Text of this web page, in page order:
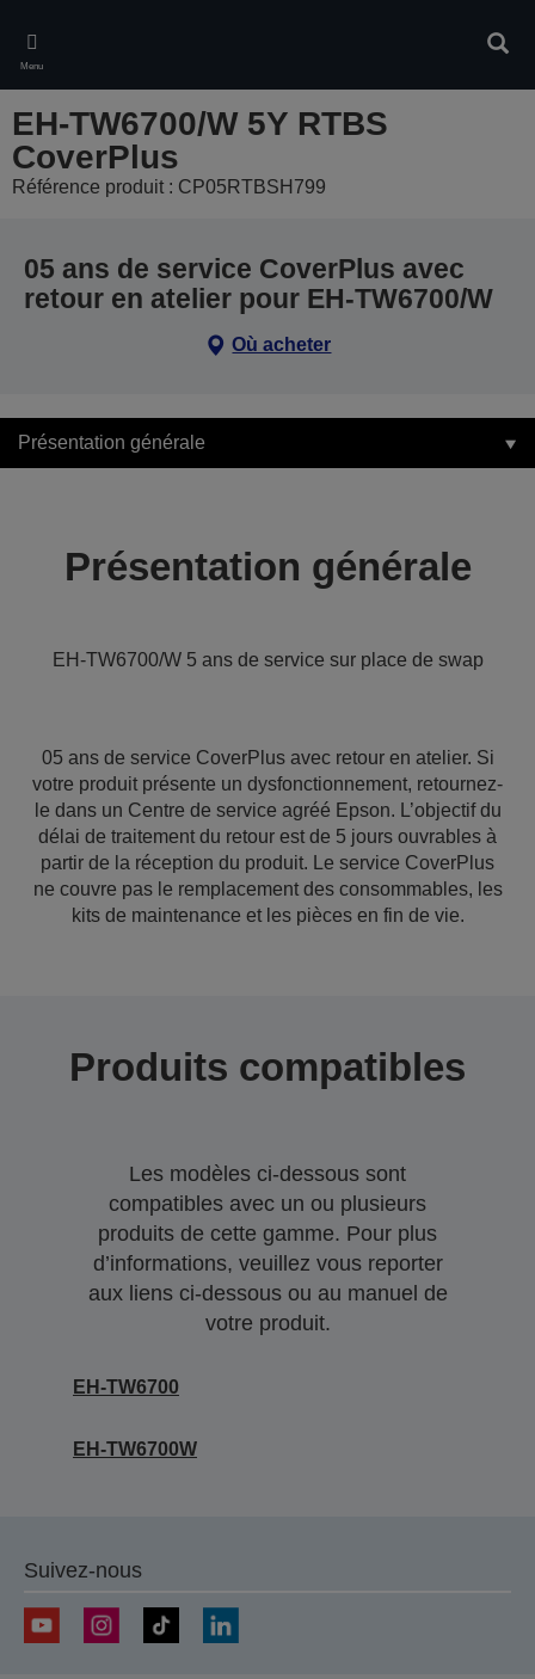
main
content
Menu
EH-TW6700/W 5Y RTBS
CoverPlus
Référence produit : CP05RTBSH799
05 ans de service CoverPlus avec
retour en atelier pour EH-TW6700/W
Où acheter
Présentation générale
Présentation générale
EH-TW6700/W 5 ans de service sur place de swap
05 ans de service CoverPlus avec retour en atelier. Si
votre produit présente un dysfonctionnement, retournez-
le dans un Centre de service agréé Epson. L’objectif du
délai de traitement du retour est de 5 jours ouvrables à
partir de la réception du produit. Le service CoverPlus
ne couvre pas le remplacement des consommables, les
kits de maintenance et les pièces en fin de vie.
Produits compatibles
Les modèles ci-dessous sont
compatibles avec un ou plusieurs
produits de cette gamme. Pour plus
d’informations, veuillez vous reporter
aux liens ci-dessous ou au manuel de
votre produit.
EH-TW6700
EH-TW6700W
Suivez-nous